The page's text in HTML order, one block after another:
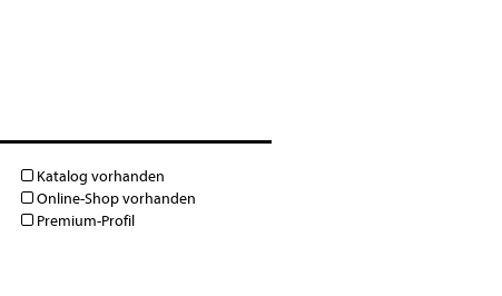
Katalog vorhanden
Online-Shop vorhanden
Premium-Profil